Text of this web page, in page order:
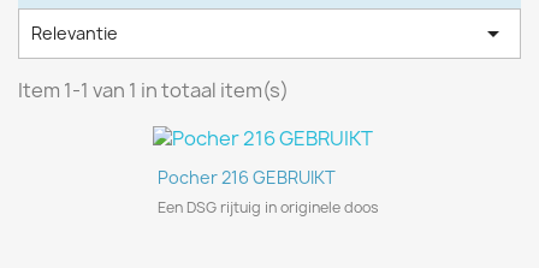
Relevantie 
Item 1-1 van 1 in totaal item(s)
Pocher 216 GEBRUIKT
Een DSG rijtuig in originele doos